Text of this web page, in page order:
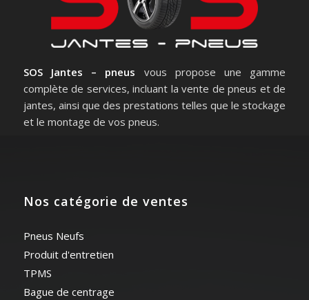
SOS Jantes – pneus vous propose une gamme
complète de services, incluant la vente de pneus et de
jantes, ainsi que des prestations telles que le stockage
et le montage de vos pneus.
Nos catégorie de ventes
Pneus Neufs
Produit d'entretien
TPMS
Bague de centrage